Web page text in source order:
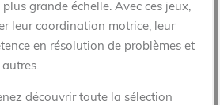
grande échelle. Avec ces jeux,
leur coordination motrice, leur
en résolution de problèmes et
découvrir toute la sélection